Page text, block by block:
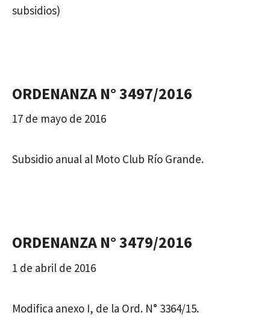
subsidios)
ORDENANZA N° 3497/2016
17 de mayo de 2016
Subsidio anual al Moto Club Río Grande.
ORDENANZA N° 3479/2016
1 de abril de 2016
Modifica anexo I, de la Ord. N° 3364/15.